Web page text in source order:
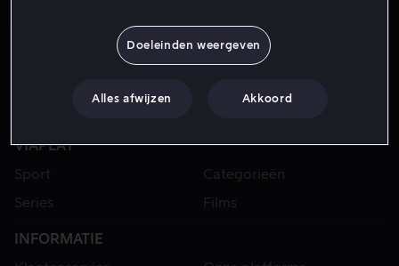
VIAPLAY
Sport
Categorieën
Series
Films
INFORMATIE
Doeleinden weergeven
Alles afwijzen Akkoord